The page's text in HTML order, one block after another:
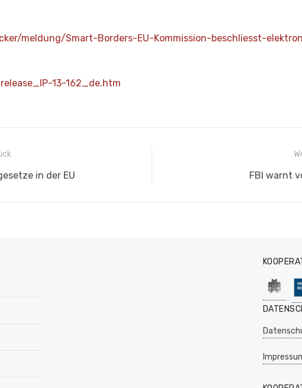
meldung/Smart-Borders-EU-Kommission-beschliesst-
13-162_de.htm
in der EU
Nächster
FBI warnt